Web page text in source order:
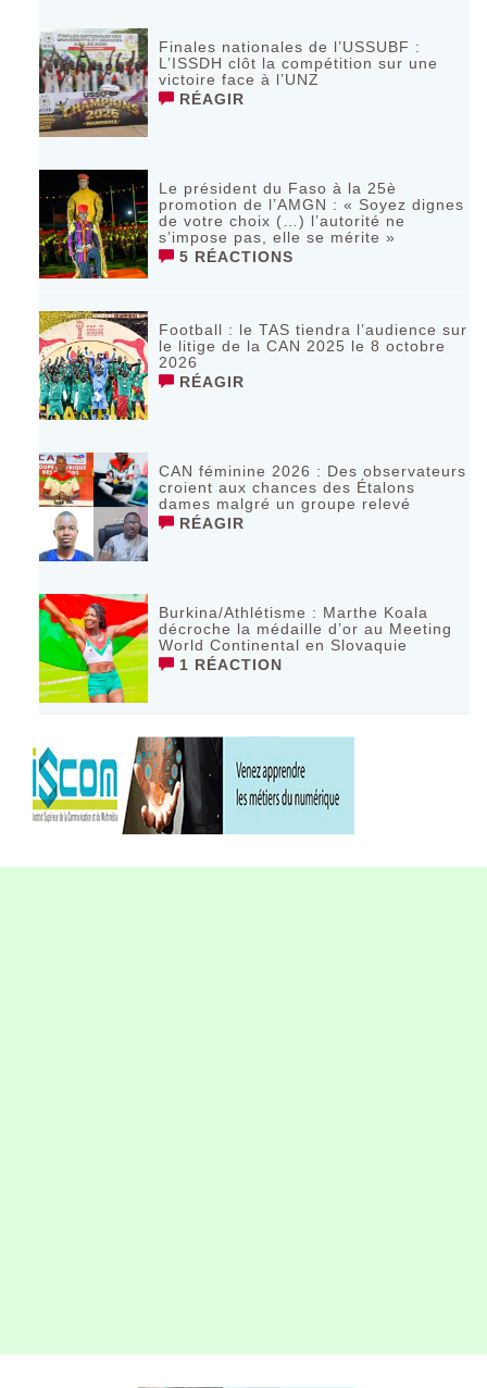
Finales nationales de l’USSUBF :
L’ISSDH clôt la compétition sur une
victoire face à l’UNZ
RÉAGIR
Le président du Faso à la 25è
promotion de l’AMGN : « Soyez dignes
de votre choix (…) l’autorité ne
s’impose pas, elle se mérite »
5 RÉACTIONS
Football : le TAS tiendra l’audience sur
le litige de la CAN 2025 le 8 octobre
2026
RÉAGIR
CAN féminine 2026 : Des observateurs
croient aux chances des Étalons
dames malgré un groupe relevé
RÉAGIR
Burkina/Athlétisme : Marthe Koala
décroche la médaille d’or au Meeting
World Continental en Slovaquie ‎
1 RÉACTION